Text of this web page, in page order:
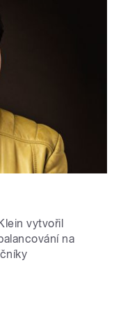
vytvořil
na